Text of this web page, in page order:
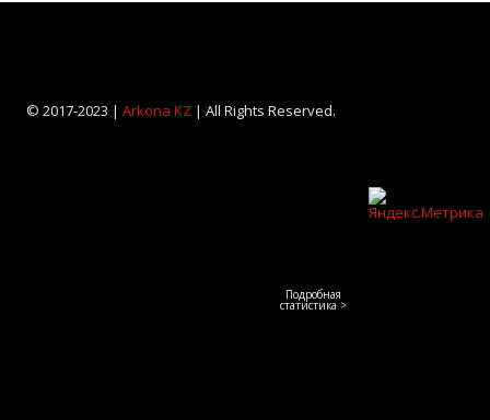
© 2017-2023 | Arkona KZ| All Rights Reserved.
Подробная
статистика >